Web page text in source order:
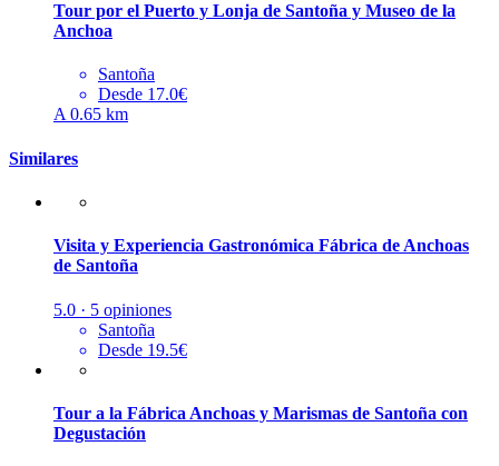
Tour por el Puerto y Lonja de Santoña y Museo de la
Anchoa
Santoña
Desde 17.0€
A 0.65 km
Similares
Visita y Experiencia Gastronómica Fábrica de Anchoas
de Santoña
5.0 · 5 opiniones
Santoña
Desde 19.5€
Tour a la Fábrica Anchoas y Marismas de Santoña con
Degustación